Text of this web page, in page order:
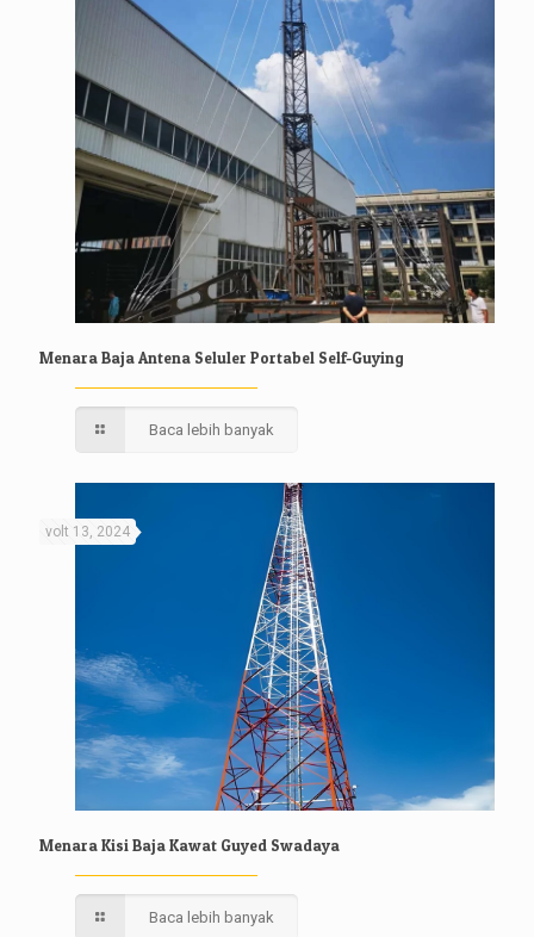
Menara Baja Antena Seluler Portabel Self-Guying
Baca lebih banyak
volt 13, 2024
Menara Kisi Baja Kawat Guyed Swadaya
Baca lebih banyak